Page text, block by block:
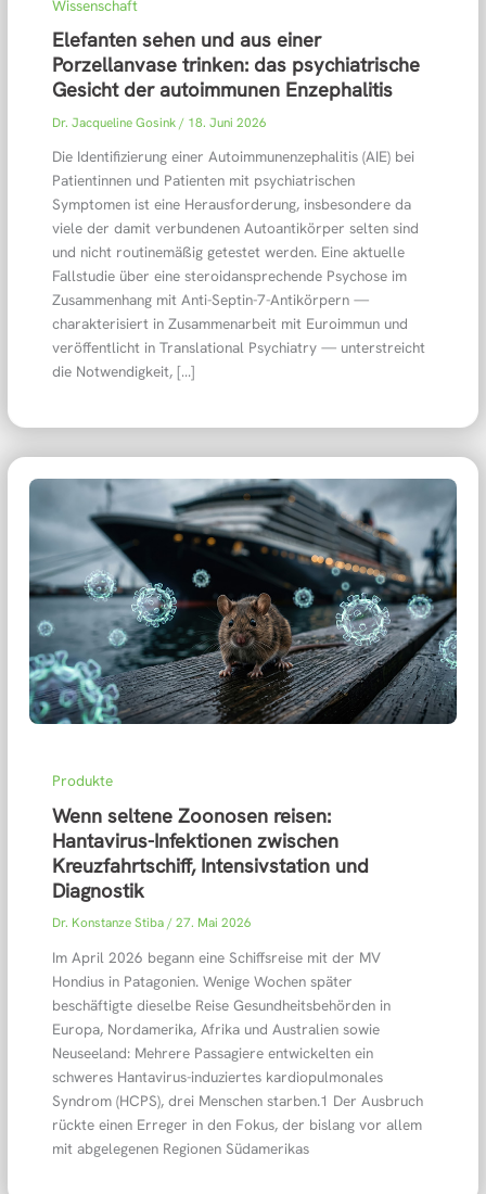
Wissenschaft
Elefanten sehen und aus einer
Porzellanvase trinken: das psychiatrische
Gesicht der autoimmunen Enzephalitis
Dr. Jacqueline Gosink/ 18. Juni 2026
Die Identifizierung einer Autoimmunenzephalitis (AIE) bei
Patientinnen und Patienten mit psychiatrischen
Symptomen ist eine Herausforderung, insbesondere da
viele der damit verbundenen Autoantikörper selten sind
und nicht routinemäßig getestet werden. Eine aktuelle
Fallstudie über eine steroidansprechende Psychose im
Zusammenhang mit Anti-Septin-7-Antikörpern —
charakterisiert in Zusammenarbeit mit Euroimmun und
veröffentlicht in Translational Psychiatry — unterstreicht
die Notwendigkeit, […]
Produkte
Wenn seltene Zoonosen reisen:
Hantavirus-Infektionen zwischen
Kreuzfahrtschiff, Intensivstation und
Diagnostik
Dr. Konstanze Stiba/27. Mai 2026
Im April 2026 begann eine Schiffsreise mit der MV
Hondius in Patagonien. Wenige Wochen später
beschäftigte dieselbe Reise Gesundheitsbehörden in
Europa, Nordamerika, Afrika und Australien sowie
Neuseeland: Mehrere Passagiere entwickelten ein
schweres Hantavirus-induziertes kardiopulmonales
Syndrom (HCPS), drei Menschen starben.1 Der Ausbruch
rückte einen Erreger in den Fokus, der bislang vor allem
mit abgelegenen Regionen Südamerikas